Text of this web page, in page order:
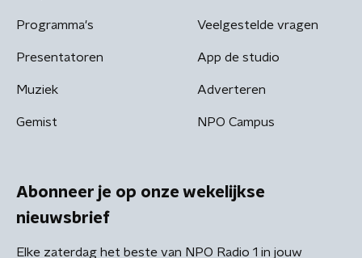
Programma's
Presentatoren
Muziek
Gemist
Veelgestelde vragen
App de studio
Adverteren
NPO Campus
Abonneer je op onze wekelijkse
nieuwsbrief
Elke zaterdag het beste van NPO Radio 1 in jouw